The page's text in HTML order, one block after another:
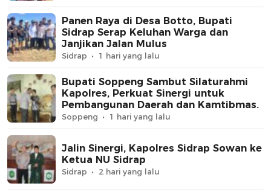
Panen Raya di Desa Botto, Bupati
Sidrap Serap Keluhan Warga dan
Janjikan Jalan Mulus
Sidrap 1 hari yang lalu
Bupati Soppeng Sambut Silaturahmi
Kapolres, Perkuat Sinergi untuk
Pembangunan Daerah dan Kamtibmas.
Soppeng 1 hari yang lalu
Jalin Sinergi, Kapolres Sidrap Sowan ke
Ketua NU Sidrap
Sidrap 2 hari yang lalu